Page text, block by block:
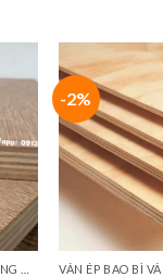
-2%